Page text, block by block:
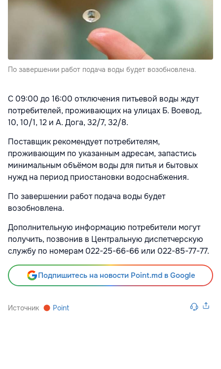
По завершении работ подача воды будет возобновлена.
С 09:00 до 16:00 отключения питьевой воды ждут
потребителей, проживающих на улицах Б. Воевод,
10, 10/1, 12 и A. Дога, 32/7, 32/8.
Поставщик рекомендует потребителям,
проживающим по указанным адресам, запастись
минимальным объёмом воды для питья и бытовых
нужд на период приостановки водоснабжения.
По завершении работ подача воды будет
возобновлена.
Дополнительную информацию потребители могут
получить, позвонив в Центральную диспетчерскую
службу по номерам 022-25-66-66 или 022-85-77-77.
Подпишитесь на новости Point.md в Google
Источник Point